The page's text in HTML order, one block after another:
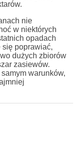
nie
w niektórych
opadach
się poprawiać,
dużych zbiorów
zasiewów.
warunków,